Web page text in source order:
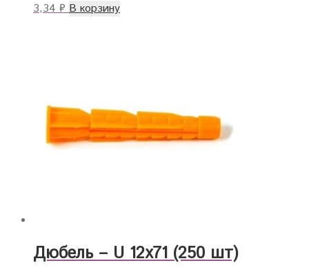
3,34₽ В корзину
Дюбель – U 12х71 (250 шт)